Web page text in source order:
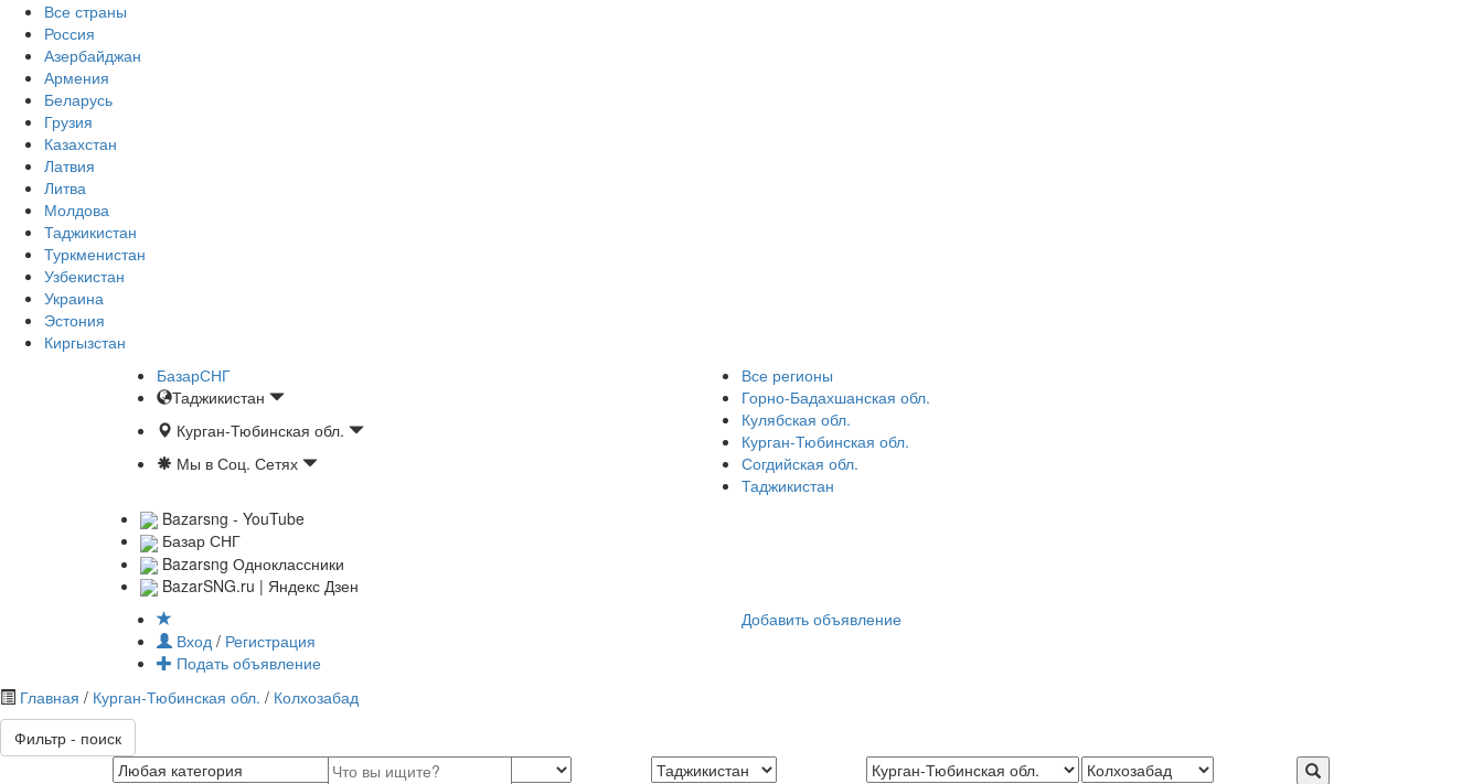
Все страны
Россия
Азербайджан
Армения
Беларусь
Грузия
Казахстан
Латвия
Литва
Молдова
Таджикистан
Туркменистан
Узбекистан
Украина
Эстония
Киргызстан
БазарСНГ
Таджикистан
Курган-Тюбинская обл.
Мы в Соц. Сетях
Все регионы
Горно-Бадахшанская обл.
Кулябская обл.
Курган-Тюбинская обл.
Согдийская обл.
Таджикистан
Bazarsng - YouTube
Базар СНГ
Bazarsng Одноклассники
BazarSNG.ru | Яндекс Дзен
Вход / Регистрация
Подать объявление
Добавить объявление
Главная / Курган-Тюбинская обл. / Колхозабад
Фильтр - поиск